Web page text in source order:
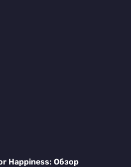
Happiness: Обзор